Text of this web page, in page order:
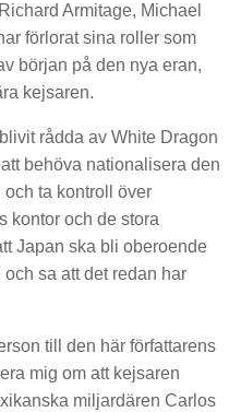
Armitage, Michael
förlorat sina roller som
början på den nya eran,
kejsaren.
rådda av White Dragon
behöva nationalisera den
ta kontroll över
kontor och de stora
Japan ska bli oberoende
sa att det redan har
till den här författarens
mig om att kejsaren
miljardären Carlos